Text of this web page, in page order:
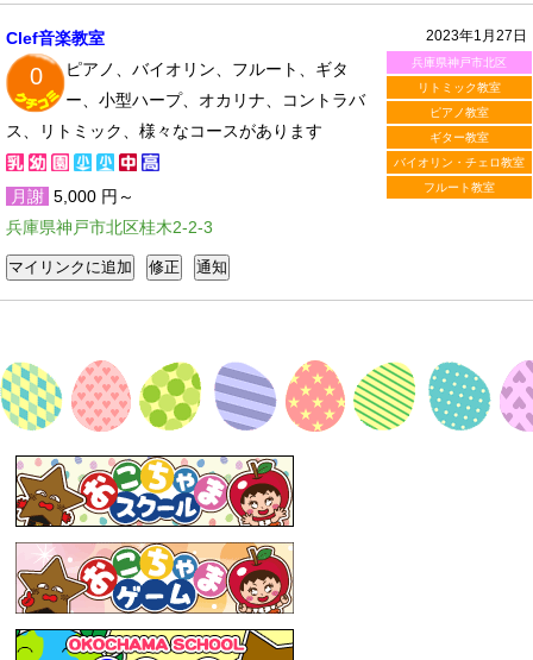
2023年1月27日
兵庫県神戸市北区
リトミック教室
ピアノ教室
ギター教室
バイオリン・チェロ教室
フルート教室
Clef音楽教室
0
ピアノ、バイオリン、フルート、ギタ
ー、小型ハープ、オカリナ、コントラバ
ス、リトミック、様々なコースがあります
月謝 5,000 円～
兵庫県神戸市北区桂木2-2-3